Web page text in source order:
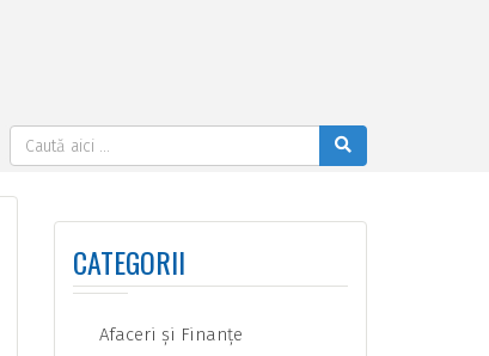
CATEGORII
Afaceri şi Finanţe